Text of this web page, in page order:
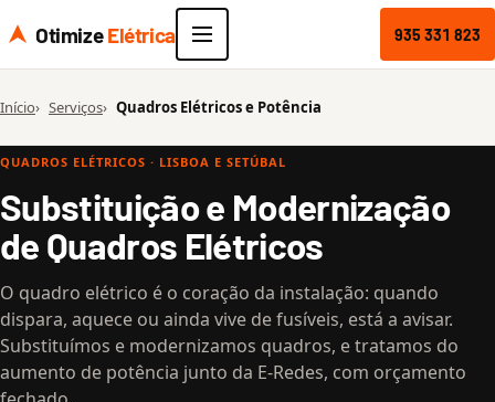
OtimizeElétrica 935 331 823
Início Serviços Quadros Elétricos e Potência
QUADROS ELÉTRICOS · LISBOA E SETÚBAL
Substituição e Modernização
de Quadros Elétricos
O quadro elétrico é o coração da instalação: quando
dispara, aquece ou ainda vive de fusíveis, está a avisar.
Substituímos e modernizamos quadros, e tratamos do
aumento de potência junto da E-Redes, com orçamento